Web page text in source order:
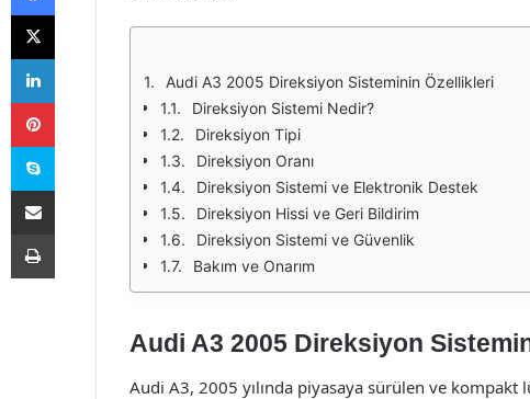
Audi A3 2005 Direksiyon Sisteminin Özellikleri
Direksiyon Sistemi Nedir?
Direksiyon Tipi
Direksiyon Oranı
Direksiyon Sistemi ve Elektronik Destek
Direksiyon Hissi ve Geri Bildirim
Direksiyon Sistemi ve Güvenlik
Bakım ve Onarım
Audi A3 2005 Direksiyon
Audi A3, 2005 yılında piyasaya sürülen ve
X
LinkedIn
Pinterest
Skype
E-Posta ile paylaş